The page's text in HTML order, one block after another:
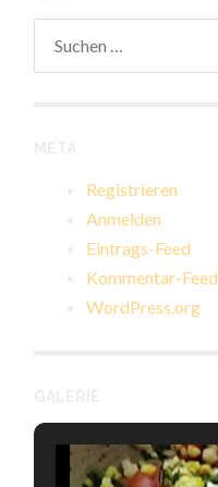
Registrieren
Anmelden
Eintrags-Feed
Kommentar-Feed
WordPress.org